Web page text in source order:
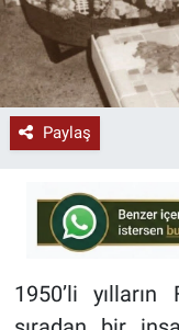
Paylaş
1950’li yılların